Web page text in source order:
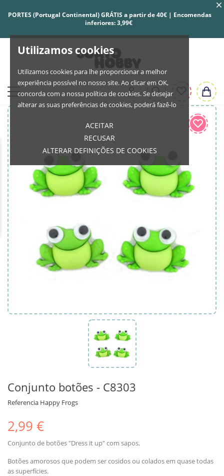
Utilizamos cookies
Utilizamos cookies para lhe proporcionar a melhor
experiência possível no nosso site. Ao clicar em OK,
concorda com a nossa política de cookies. Se desejar
alterar as suas preferências de cookies, poderá fazê-lo
ACEITAR
RECUSAR
ALTERAR DEFINIÇÕES DE COOKIES
PORTES (Portugal Continental) GRÁTIS a partir de 40€ | Encomendas
inferiores: 3,99€
Conjunto botões - C8303
Referencia Happy Frogs
2,99 €
Conjunto de botões "Dress it up" com sapos.
Botões amorosos que podem ser cosidos ou colados em quase todas
as superfícies.